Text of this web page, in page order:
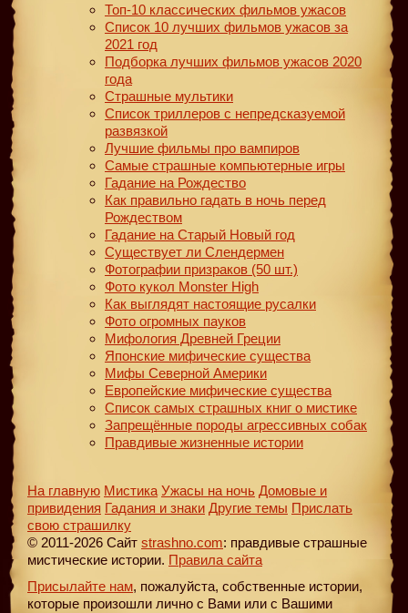
Топ-10 классических фильмов ужасов
Список 10 лучших фильмов ужасов за
2021 год
Подборка лучших фильмов ужасов 2020
года
Страшные мультики
Список триллеров с непредсказуемой
развязкой
Лучшие фильмы про вампиров
Самые страшные компьютерные игры
Гадание на Рождество
Как правильно гадать в ночь перед
Рождеством
Гадание на Старый Новый год
Существует ли Слендермен
Фотографии призраков (50 шт.)
Фото кукол Monster High
Как выглядят настоящие русалки
Фото огромных пауков
Мифология Древней Греции
Японские мифические существа
Мифы Северной Америки
Европейские мифические существа
Список самых страшных книг о мистике
Запрещённые породы агрессивных собак
Правдивые жизненные истории
На главную Мистика Ужасы на ночь Домовые и
привидения Гадания и знаки Другие темы Прислать
свою страшилку
© 2011-2026 Сайт strashno.com: правдивые страшные
мистические истории. Правила сайта
Присылайте нам, пожалуйста, собственные истории,
которые произошли лично с Вами или с Вашими